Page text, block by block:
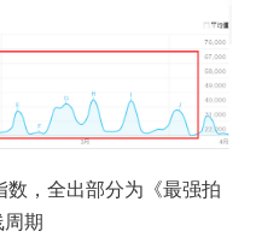
数，全出部分为《最强拍
期